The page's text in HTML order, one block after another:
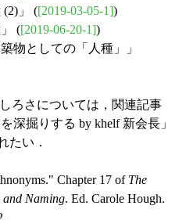
」 ([2019-03-05-1])
([2019-06-20-1])
物としての「人種」」
ろさについては，関連記事
深掘りする by khelf 新会長」
たい．
Chapter 17 of The
and Naming. Ed. Carole Hough.